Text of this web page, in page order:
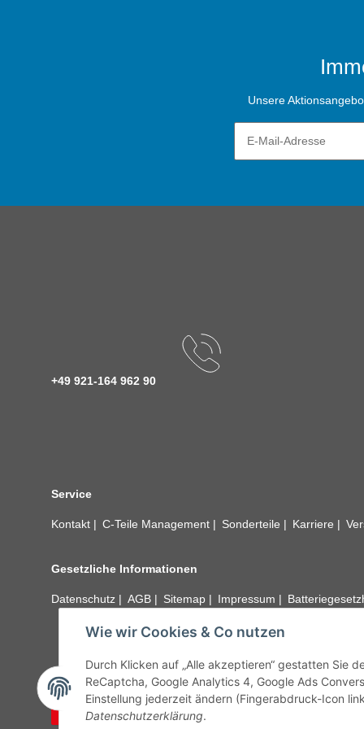
Wie wir Cookies & Co nutzen
Durch Klicken auf „Alle akzeptieren“ gestatten Sie
ReCaptcha, Google Analytics 4, Google Ads
Einstellung jederzeit ändern (Fingerabdruck-Icon
Datenschutzerklärung.
Unsere
+49 921-164 962 90
Service
Kontakt C-Teile Management Sonderteile Karriere
Gesetzliche Informationen
Datenschutz AGB Sitemap Impressum
unseren
Vertrag widerrufen